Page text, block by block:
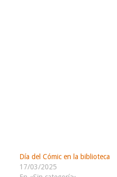
Día del Cómic en la biblioteca
17/03/2025